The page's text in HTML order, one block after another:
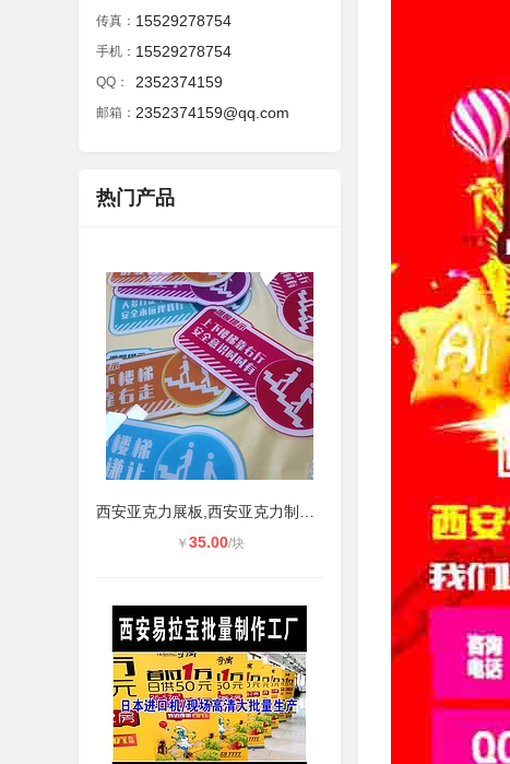
传真： 15529278754
手机： 15529278754
QQ： 2352374159
邮箱： 2352374159@qq.com
热门产品
￥ 35.00/块